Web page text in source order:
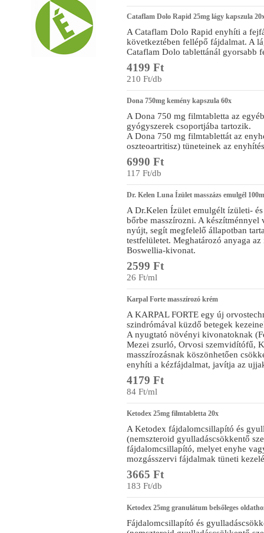
Cataflam Dolo Rapid 25mg lágy kapszula
A Cataflam Dolo Rapid enyhíti a
következtében fellépő fájdalmat. A
Cataflam Dolo tablettánál gyorsabb
4199 Ft
210 Ft/db
Dona 750mg kemény kapszula 60x
A Dona 750 mg filmtabletta az
gyógyszerek csoportjába tartozik.
A Dona 750 mg filmtablettát az
oszteoartritisz) tüneteinek az
6990 Ft
117 Ft/db
Dr. Kelen Luna Ízület masszázs emulgél
A Dr.Kelen Ízület emulgélt ízületi-
bőrbe masszírozni. A készítménnyel
nyújt, segít megfelelő állapotban
testfelületet. Meghatározó anyaga
Boswellia-kivonat.
2599 Ft
26 Ft/ml
Karpal Forte masszírozó krém
A KARPAL FORTE egy új
szindrómával küzdő betegek
A nyugtató növényi kivonatoknak
Mezei zsurló, Orvosi szemvidítófű,
masszírozásnak köszönhetően
enyhíti a kézfájdalmat, javítja az
4179 Ft
84 Ft/ml
Ketodex 25mg filmtabletta 20x
A Ketodex fájdalomcsillapító és
(nemszteroid gyulladáscsökkentő
fájdalomcsillapító, melyet enyhe
mozgásszervi fájdalmak tüneti
3665 Ft
183 Ft/db
Ketodex 25mg granulátum belsőleges
Fájdalomcsillapító és